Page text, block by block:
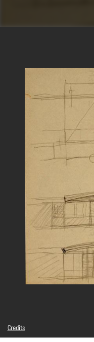
Credits
© Libera